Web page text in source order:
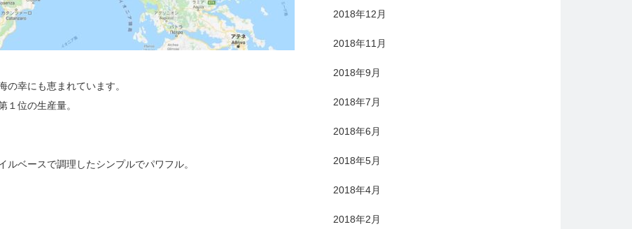
幸にも恵まれています。
１位の生産量。
ベースで調理したシンプルでパワフル。
2018年12月
2018年11月
2018年9月
2018年7月
2018年6月
2018年5月
2018年4月
2018年2月